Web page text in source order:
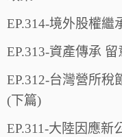
EP.314-境外股權繼
EP.313-資產傳承
EP.312-台灣營所稅
(下篇)
EP.311-大陸因應新